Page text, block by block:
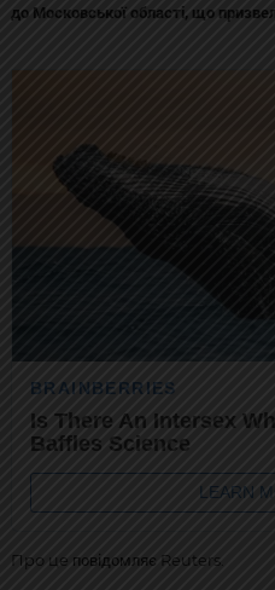
до Московської області, що
Про це повідомляє Reuters.